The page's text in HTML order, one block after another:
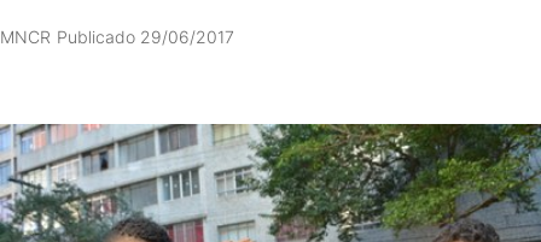
MNCR Publicado 29/06/2017